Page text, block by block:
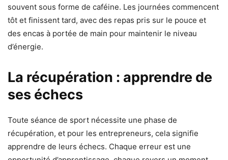
souvent sous forme de caféine. Les journées commencent
tôt et finissent tard, avec des repas pris sur le pouce et
des encas à portée de main pour maintenir le niveau
d’énergie.
La récupération : apprendre de
ses échecs
Toute séance de sport nécessite une phase de
récupération, et pour les entrepreneurs, cela signifie
apprendre de leurs échecs. Chaque erreur est une